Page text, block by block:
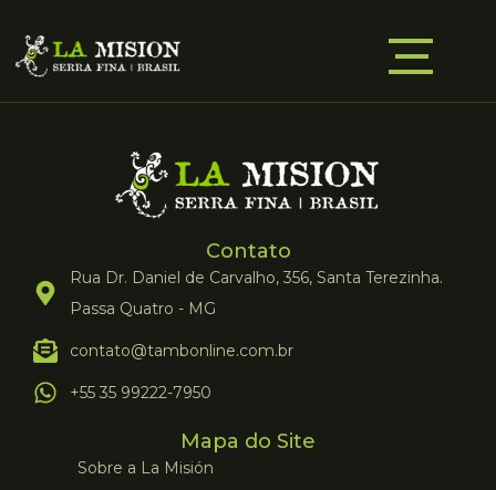
Contato
Rua Dr. Daniel de Carvalho, 356, Santa Terezinha.
Passa Quatro - MG
contato@tambonline.com.br
+55 35 99222-7950
Mapa do Site
Sobre a La Misión